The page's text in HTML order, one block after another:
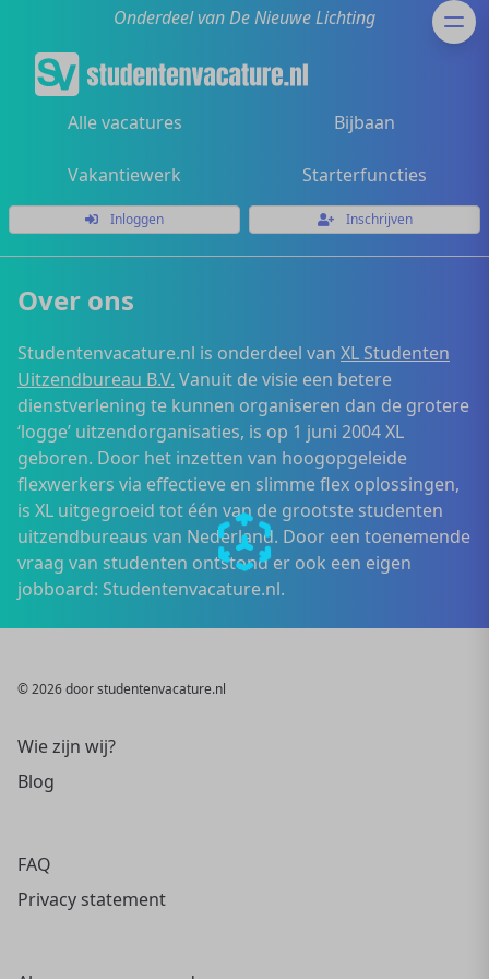
Onderdeel van De Nieuwe Lichting
Alle vacatures Bijbaan
Vakantiewerk Starterfuncties
Inloggen Inschrijven
Over ons
Studentenvacature.nl is onderdeel van XL Studenten
Uitzendbureau B.V. Vanuit de visie een betere
dienstverlening te kunnen organiseren dan de grotere
‘logge’ uitzendorganisaties, is op 1 juni 2004 XL
geboren. Door het inzetten van hoogopgeleide
flexwerkers via effectieve en slimme flex oplossingen,
is XL uitgegroeid tot één van de grootste studenten
uitzendbureaus van Nederland. Door een toenemende
vraag van studenten ontstond er ook een eigen
jobboard: Studentenvacature.nl.
© 2026 door studentenvacature.nl
Wie zijn wij?
Blog
FAQ
Privacy statement